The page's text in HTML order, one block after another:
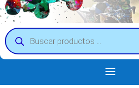
Búsqueda
de
productos